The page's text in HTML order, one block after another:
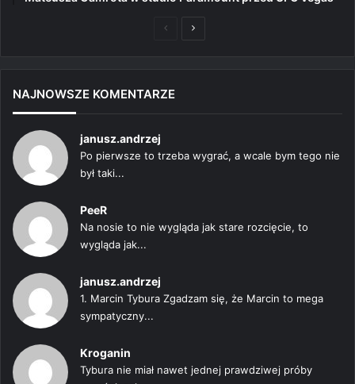
PoprzedniaNastępna
NAJNOWSZE KOMENTARZE
janusz.andrzej
Po pierwsze to trzeba wygrać, a wcale bym tego nie
był taki...
PeeR
Na nosie to nie wygląda jak stare rozcięcie, to
wygląda jak...
janusz.andrzej
1. Marcin Tybura Zgadzam się, że Marcin to mega
sympatyczny...
Kroganin
Tybura nie miał nawet jednej prawdziwej próby